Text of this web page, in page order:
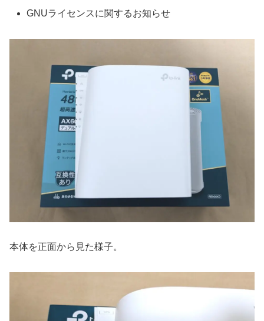
GNUライセンスに関するお知らせ
本体を正面から見た様子。